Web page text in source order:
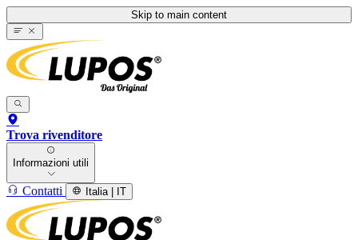
Skip to main content
Trova rivenditore
Informazioni utili
Contatti Italia | IT